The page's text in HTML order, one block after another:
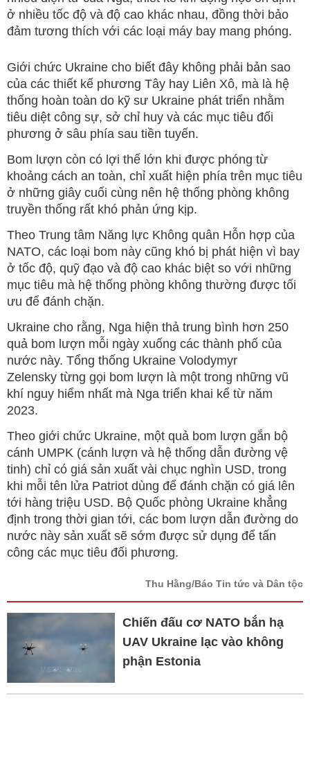
ở nhiều tốc độ và độ cao khác nhau, đồng thời bảo
đảm tương thích với các loại máy bay mang phóng.
Giới chức Ukraine cho biết đây không phải bản sao
của các thiết kế phương Tây hay Liên Xô, mà là hệ
thống hoàn toàn do kỹ sư Ukraine phát triển nhằm
tiêu diệt công sự, sở chỉ huy và các mục tiêu đối
phương ở sâu phía sau tiền tuyến.
Bom lượn còn có lợi thế lớn khi được phóng từ
khoảng cách an toàn, chỉ xuất hiện phía trên mục tiêu
ở những giây cuối cùng nên hệ thống phòng không
truyền thống rất khó phản ứng kịp.
Theo Trung tâm Năng lực Không quân Hỗn hợp của
NATO, các loại bom này cũng khó bị phát hiện vì bay
ở tốc độ, quỹ đạo và độ cao khác biệt so với những
mục tiêu mà hệ thống phòng không thường được tối
ưu để đánh chặn.
Ukraine cho rằng, Nga hiện thả trung bình hơn 250
quả bom lượn mỗi ngày xuống các thành phố của
nước này. Tổng thống Ukraine Volodymyr
Zelensky từng gọi bom lượn là một trong những vũ
khí nguy hiểm nhất mà Nga triển khai kể từ năm
2023.
Theo giới chức Ukraine, một quả bom lượn gắn bộ
cánh UMPK (cánh lượn và hệ thống dẫn đường vệ
tinh) chỉ có giá sản xuất vài chục nghìn USD, trong
khi mỗi tên lửa Patriot dùng để đánh chặn có giá lên
tới hàng triệu USD. Bộ Quốc phòng Ukraine khẳng
định trong thời gian tới, các bom lượn dẫn đường do
nước này sản xuất sẽ sớm được sử dụng để tấn
công các mục tiêu đối phương.
Thu Hằng/Báo Tin tức và Dân tộc
Chiến đấu cơ NATO bắn hạ
UAV Ukraine lạc vào không
phận Estonia